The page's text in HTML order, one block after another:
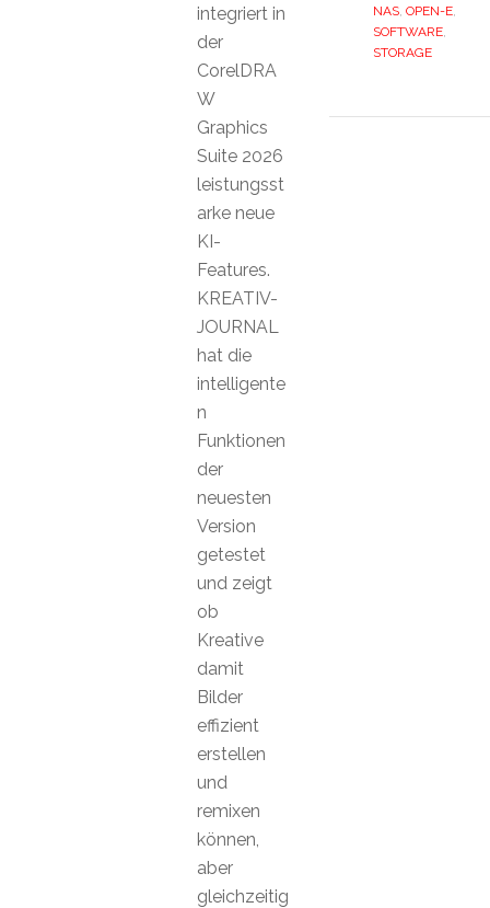
NAS, OPEN-E,
SOFTWARE,
STORAGE
integriert in
der
CorelDRA
W
Graphics
Suite 2026
leistungsst
arke neue
KI-
Features.
KREATIV-
JOURNAL
hat die
intelligente
n
Funktionen
der
neuesten
Version
getestet
und zeigt
ob
Kreative
damit
Bilder
effizient
erstellen
und
remixen
können,
aber
gleichzeitig